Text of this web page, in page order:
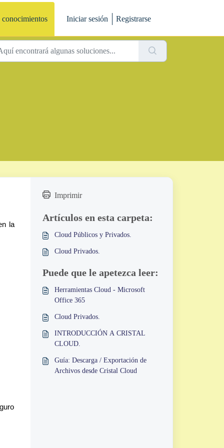
conocimientos Iniciar sesión Registrarse
la
Imprimir
Artículos en esta carpeta:
Cloud Públicos y Privados.
Cloud Privados.
Puede que le apetezca leer:
Herramientas Cloud - Microsoft
Office 365
Cloud Privados.
INTRODUCCIÓN A CRISTAL
CLOUD.
Guía: Descarga / Exportación de
Archivos desde Cristal Cloud